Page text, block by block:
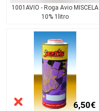
1001AVIO - Roga Avio MISCELA
10% 1litro
6,50€